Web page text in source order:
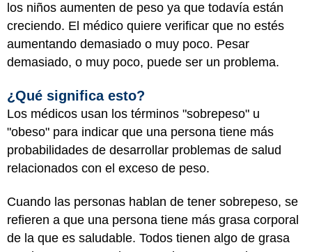
los niños aumenten de peso ya que todavía están
creciendo. El médico quiere verificar que no estés
aumentando demasiado o muy poco. Pesar
demasiado, o muy poco, puede ser un problema.
¿Qué significa esto?
Los médicos usan los términos "sobrepeso" u
"obeso" para indicar que una persona tiene más
probabilidades de desarrollar problemas de salud
relacionados con el exceso de peso.
Cuando las personas hablan de tener sobrepeso, se
refieren a que una persona tiene más grasa corporal
de la que es saludable. Todos tienen algo de grasa